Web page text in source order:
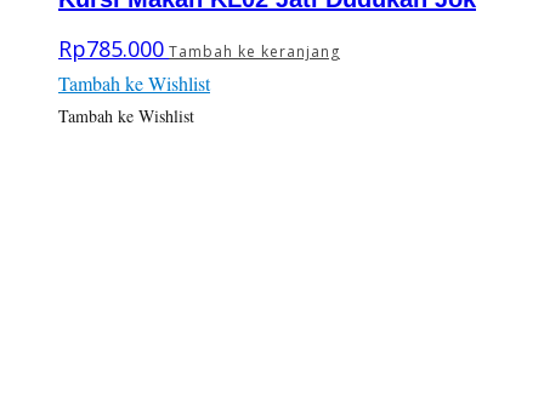
Rp785.000 Tambah ke keranjang
Tambah ke Wishlist
Tambah ke Wishlist